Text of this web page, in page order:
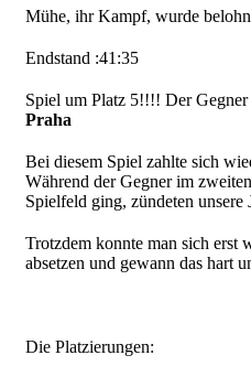
Mühe, ihr Kampf, wurde
Endstand :41:35
Spiel um Platz 5!!!! Der Gegner
Praha
Bei diesem Spiel zahlte sich
Während der Gegner im
Spielfeld ging, zündeten
Trotzdem konnte man sich erst
absetzen und gewann das hart
Die Platzierungen: